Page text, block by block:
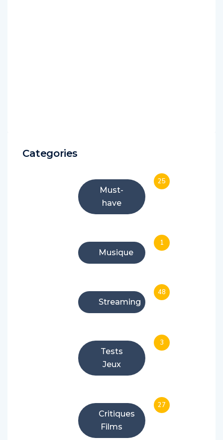
Categories
Must-
have
25
Musique
1
Streaming
48
Tests
Jeux
3
Critiques
Films
27